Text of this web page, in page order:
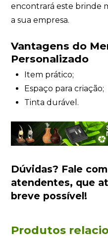
encontrará este brinde
a sua empresa.
Vantagens do
Personalizado
Item prático;
Espaço para criação;
Tinta durável.
Dúvidas? Fale
atendentes, que
breve possível!
Produtos